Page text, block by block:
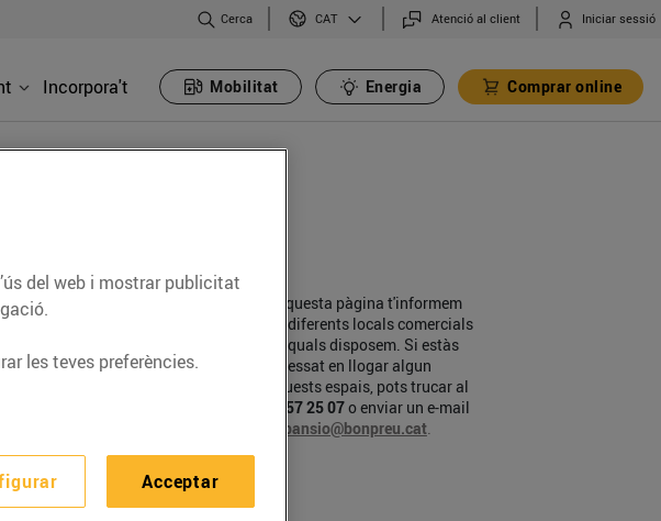
Cerca CAT Atenció al client Iniciar sessió
Incorpora't Mobilitat Energia Comprar online
En aquesta pàgina t'informem
dels diferents locals comercials
dels quals disposem. Si estàs
interessat en llogar algun
d'aquests espais, pots trucar al
93 857 25 07o enviar un e-mail
expansio@bonpreu.cat.
del web i mostrar publicitat
les teves preferències.
Acceptar